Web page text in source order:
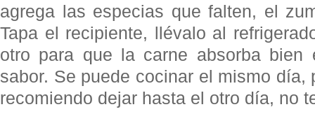
agrega las especias que falten, el
Tapa el recipiente, llévalo al
otro para que la carne absorba bien
sabor. Se puede cocinar el mismo día,
recomiendo dejar hasta el otro día, no